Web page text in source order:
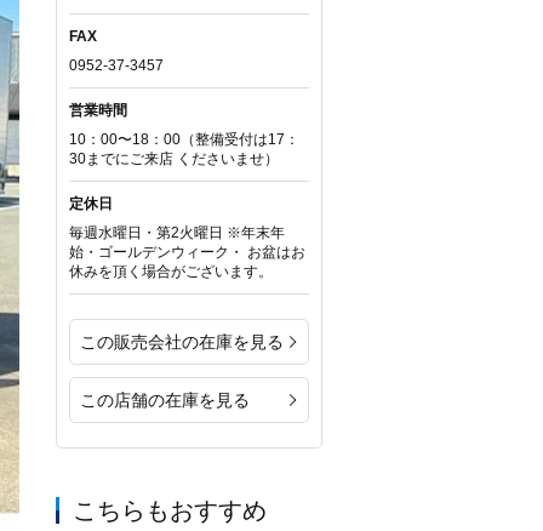
FAX
0952-37-3457
営業時間
10：00〜18：00（整備受付は17：
30までにご来店 くださいませ）
定休日
毎週水曜日・第2火曜日 ※年末年
始・ゴールデンウィーク・ お盆はお
休みを頂く場合がございます。
この販売会社の在庫を見る
この店舗の在庫を見る
こちらもおすすめ